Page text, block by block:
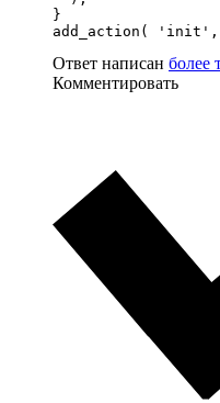
}
add_action( 'init',
Ответ написан более
Комментировать